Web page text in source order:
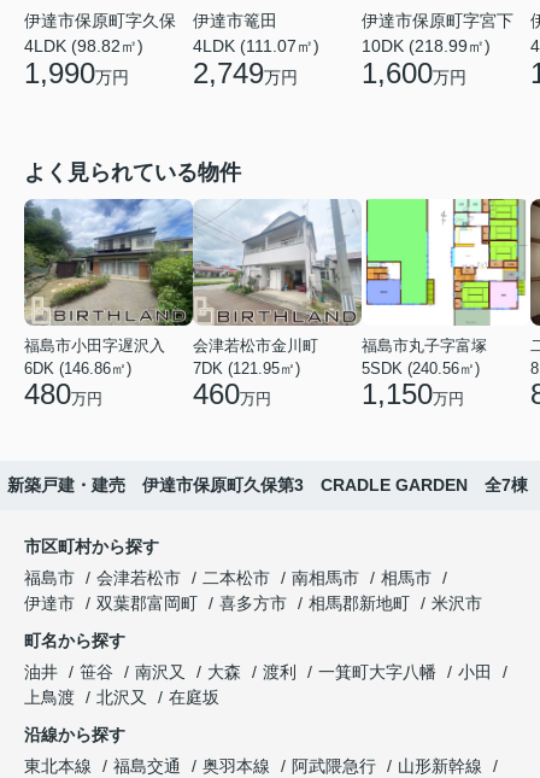
伊達市保原町字久保
4LDK (98.82㎡)
1,990万円
伊達市篭田
4LDK (111.07㎡)
2,749万円
伊達市保原町字宮下
10DK (218.99㎡)
1,600万円
よく見られている物件
福島市小田字遅沢入
6DK (146.86㎡)
480万円
会津若松市金川町
7DK (121.95㎡)
460万円
福島市丸子字富塚
5SDK (240.56㎡)
1,150万円
新築戸建・建売 伊達市保原町久保第3 CRADLE GARDEN 全7棟
市区町村から探す
福島市
会津若松市 二本松市 南相馬市
相馬市
伊達市
双葉郡富岡町 喜多方市 相馬郡新地町
米沢市
町名から探す
油井
笹谷 南沢又 大森 渡利 一箕町大字八幡
小田
上鳥渡
北沢又
在庭坂
沿線から探す
東北本線
福島交通 奥羽本線 阿武隈急行
山形新幹線